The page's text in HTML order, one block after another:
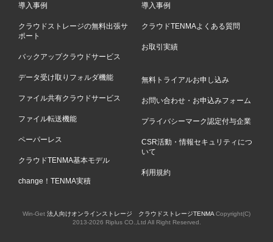
導入事例
クラウドストレージの無料出張サ
ポート
バックアップクラウドサービス
データ受け取りフォルダ機能
ファイル共有クラウドサービス
ファイル転送機能
ペーパーレス
クラウドTENMA基本モデル
change！TENMA実積
導入事例
クラウドTENMAよくある質問
お取引実績
無料トライアルお申し込み
お問い合わせ・お申込みフォーム
プライバシーマーク認定付与企業
CSR活動・情報セキュリティにつ
いて
利用規約
Win-Get 法人向けオンラインストレージ クラウドストレージTENMA Copyright(C)
2013-2026 Riplus CO.,Ltd All Right Reserved.